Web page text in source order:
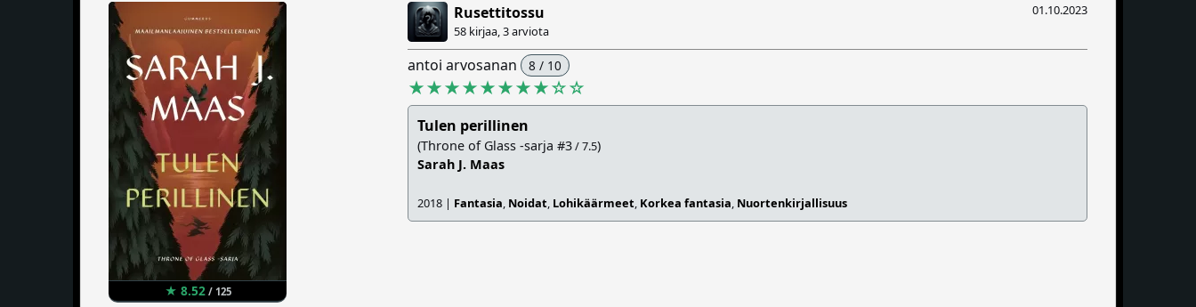
★ 8.52/ 125
01.10.2023
Rusettitossu
58 kirjaa, 3 arviota
antoi arvosanan 8 / 10
★★★★★★★★☆☆
Tulen perillinen
(Throne of Glass -sarja #3/ 7.5)
Sarah J. Maas
2018 | Fantasia, Noidat, Lohikäärmeet, Korkea fantasia, Nuortenkirjallisuus